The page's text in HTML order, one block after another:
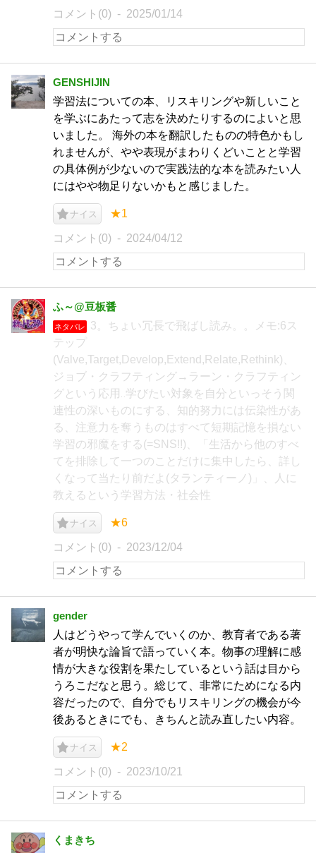
コメント(0) 2025/01/14
GENSHIJIN
学習法についての本、リスキリングや新しいこと
を学ぶにあたって志を決めたりするのによいと思
いました。 海外の本を翻訳したものの特色かもし
れませんが、やや表現がまわりくどいことと学習
の具体例が少ないので実践法的な本を読みたい人
にはやや物足りないかもと感じました。
ナイス ★1
コメント(0) 2024/04/12
ふ～@豆板醤
ネタバレ
3。ちょい冗長で飛ばし読み。。メモ:6ス
テップ
(Valve,Target,Develop,Extend,Relate,Rethink)、
ジョブ・クラフティング→ラーン・クラフティン
グという応用‥学びたい対象を自分といっそう関
連性の深いものにする、知的努力には伝染性があ
る、注意力を奪うものはすべて短期記憶を損ない
学習の邪魔をする(=SNS!!)、「生活から他のすべ
てを排除して一つのことだけに集中したら、詳し
くなって当たり前だよ(タランティーノ)」、人に
教えるという学習方法・社会性
ナイス ★6
コメント(0) 2023/12/04
gender
人はどうやって学んでいくのか、教育者である著
者が明快な論旨で語っていく本。物事の理解に感
情が大きな役割を果たしているという話は目から
うろこだなと思う。総じて、非常にためになる内
容だったので、自分でもリスキリングの機会が今
後あるときにでも、きちんと読み直したい内容。
ナイス ★2
コメント(0) 2023/10/21
くまきち